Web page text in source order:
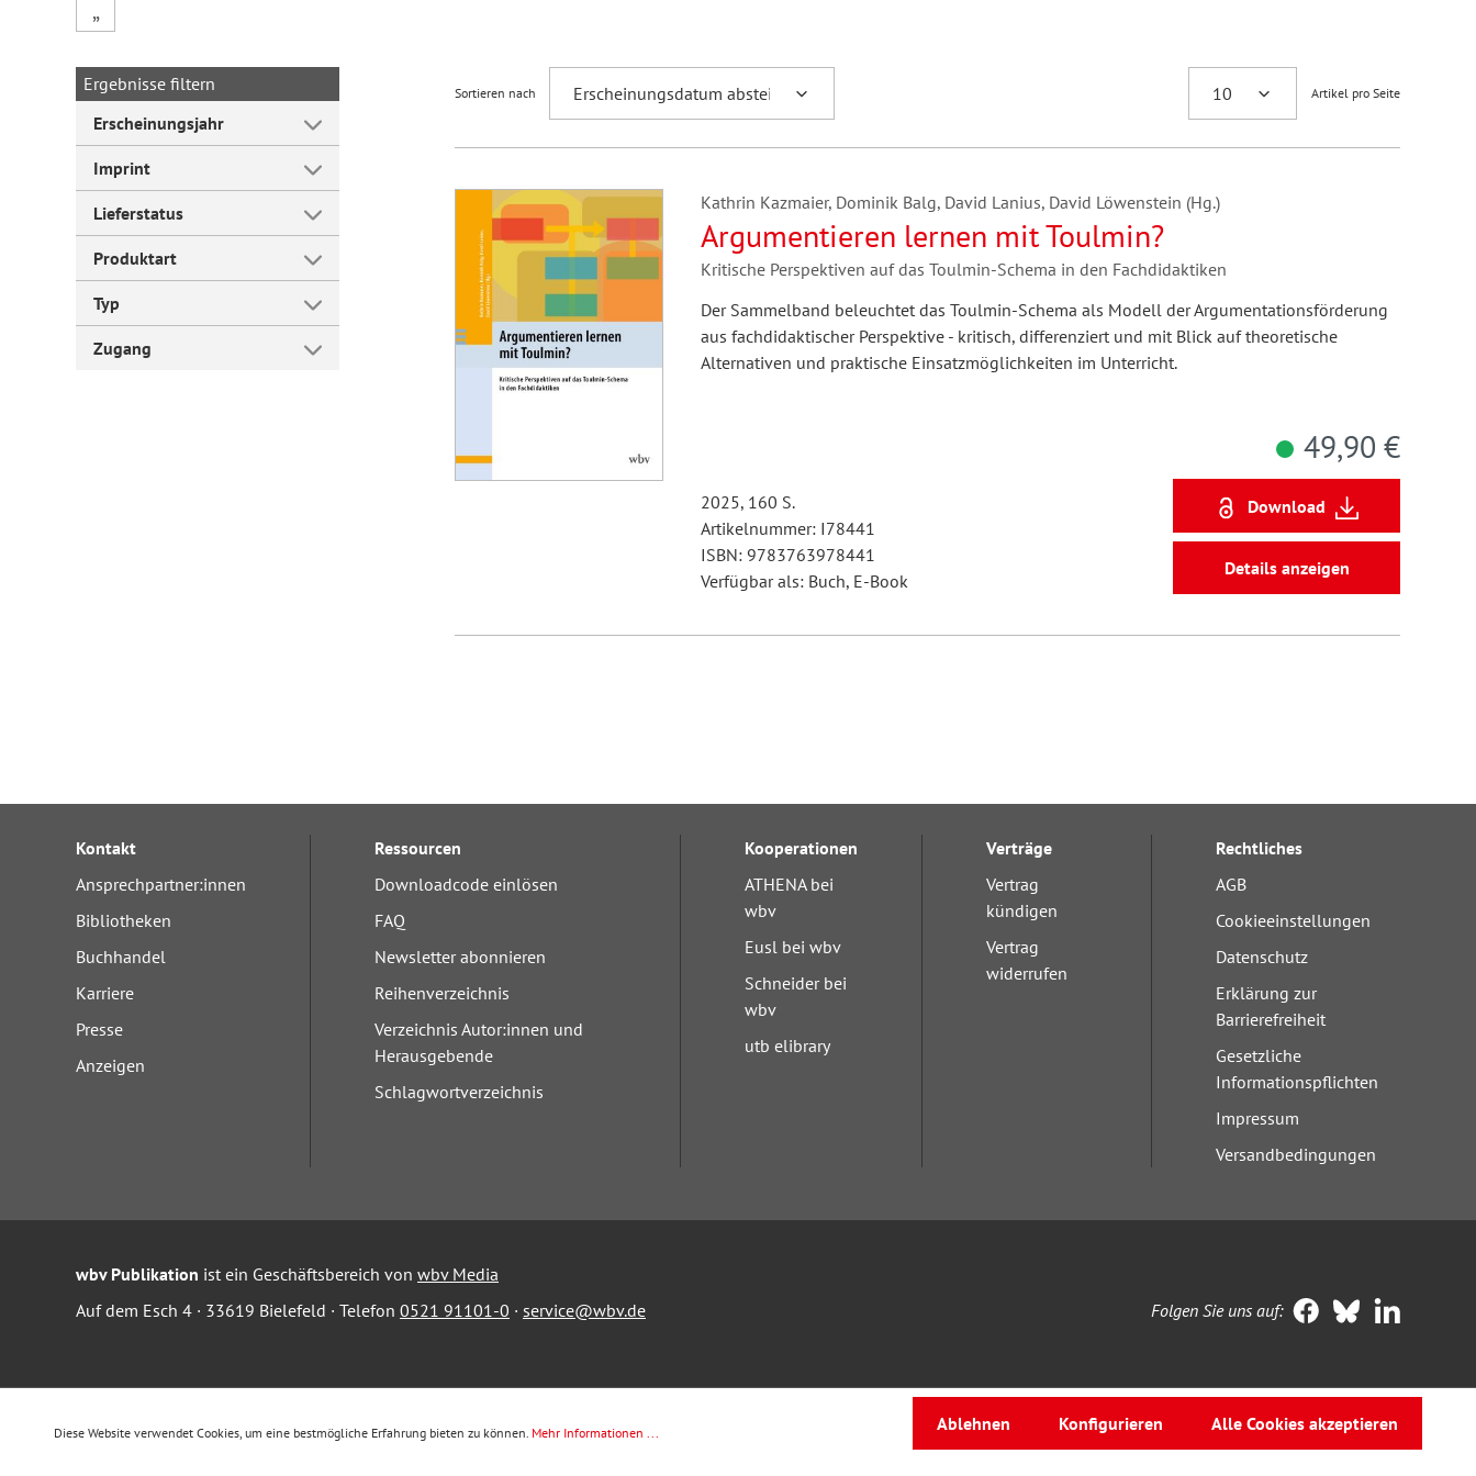
Forum Arbeitslehre
„
Ergebnisse filtern
Erscheinungsjahr
Imprint
Lieferstatus
Produktart
Typ
Zugang
Sortieren nach Artikel pro Seite
Kathrin Kazmaier, Dominik Balg, David Lanius, David Löwenstein (Hg.)
Argumentieren lernen mit Toulmin?
Kritische Perspektiven auf das Toulmin-Schema in den Fachdidaktiken
Der Sammelband beleuchtet das Toulmin-Schema als Modell der Argumentationsförderung
aus fachdidaktischer Perspektive - kritisch, differenziert und mit Blick auf theoretische
Alternativen und praktische Einsatzmöglichkeiten im Unterricht.
2025, 160 S.
Artikelnummer: I78441
ISBN: 9783763978441
Verfügbar als: Buch, E-Book
49,90 €
Download
Details anzeigen
Kontakt
Ansprechpartner:innen
Bibliotheken
Buchhandel
Karriere
Presse
Anzeigen
Ressourcen
Downloadcode einlösen
FAQ
Newsletter abonnieren
Reihenverzeichnis
Verzeichnis Autor:innen und
Herausgebende
Schlagwortverzeichnis
Kooperationen
ATHENA bei
wbv
Eusl bei wbv
Schneider bei
wbv
utb elibrary
Verträge
Vertrag
kündigen
Vertrag
widerrufen
Rechtliches
AGB
Cookieeinstellungen
Datenschutz
Erklärung zur
Barrierefreiheit
Gesetzliche
Informationspflichten
Impressum
Versandbedingungen
wbv Publikation ist ein Geschäftsbereich von wbv Media
Auf dem Esch 4 · 33619 Bielefeld · Telefon 0521 91101-0 · service@wbv.de Folgen Sie uns auf:
Diese Website verwendet Cookies, um eine bestmögliche Erfahrung bieten zu können. Mehr Informationen ... Ablehnen Konfigurieren Alle Cookies akzeptieren